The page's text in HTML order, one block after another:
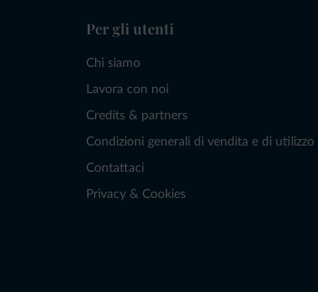
Per gli utenti
Chi siamo
Lavora con noi
Credits & partners
Condizioni generali di vendita e di utilizzo
Contattaci
Privacy & Cookies